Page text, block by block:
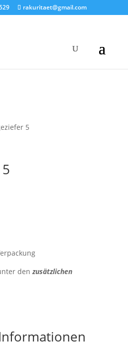
rakuritaet@gmail.com
5
denzusätzlichen